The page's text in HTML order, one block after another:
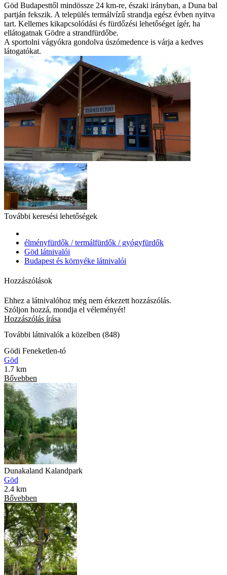
Göd Budapesttől mindössze 24 km-re, északi irányban, a Duna bal
partján fekszik. A település termálvízű strandja egész évben nyitva
tart. Kellemes kikapcsolódási és fürdőzési lehetőséget ígér, ha
ellátogatnak Gödre a strandfürdőbe.
A sportolni vágyókra gondolva úszómedence is várja a kedves
látogatókat.
További keresési lehetőségek
élményfürdők / termálfürdők / gyógyfürdők
Göd látnivalói
Budapest és környéke látnivalói
Hozzászólások
Ehhez a látnivalóhoz még nem érkezett hozzászólás.
Szóljon hozzá, mondja el véleményét!
Hozzászólás írása
További látnivalók a közelben (848)
Gödi Feneketlen-tó
Göd
1.7 km
Bővebben
Dunakaland Kalandpark
Göd
2.4 km
Bővebben